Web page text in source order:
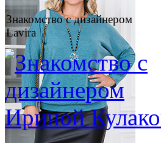
Знакомство с дизайнером
Lavira